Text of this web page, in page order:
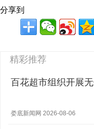
分享到
精彩推荐
百花超市组织开展
娄底新闻网 2026-08-06